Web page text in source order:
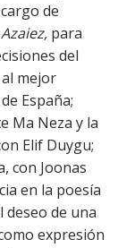
de
para
del
mejor
España;
Ma Neza y la
Elif Duygu;
con Joonas
en la poesía
deseo de una
expresión